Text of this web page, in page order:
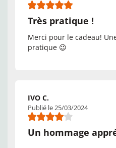
Très pratique !
Merci pour le cadeau!
pratique 😉
IVO C.
Publié le 25/03/2024
Un hommage